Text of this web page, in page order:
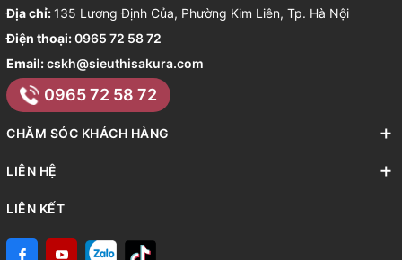
Địa chỉ: 135 Lương Định Của, Phường Kim Liên, Tp. Hà Nội
Điện thoại:0965 72 58 72
Email:cskh@sieuthisakura.com
0965 72 58 72
CHĂM SÓC KHÁCH HÀNG
LIÊN HỆ
LIÊN KẾT